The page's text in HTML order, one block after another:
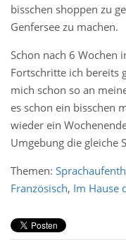
bisschen shoppen zu
Genfersee zu machen.
Schon nach 6 Wochen
Fortschritte ich bereits
mich schon so an
es schon ein bisschen
wieder ein
Umgebung die gleiche
Themen:
Französisch, Im Hause